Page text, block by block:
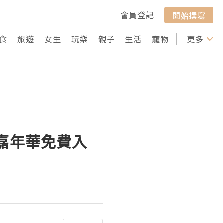
會員登記
開始撰寫
旅遊 女生 玩樂 親子 生活 寵物 行山 打卡
更多
年華免費入